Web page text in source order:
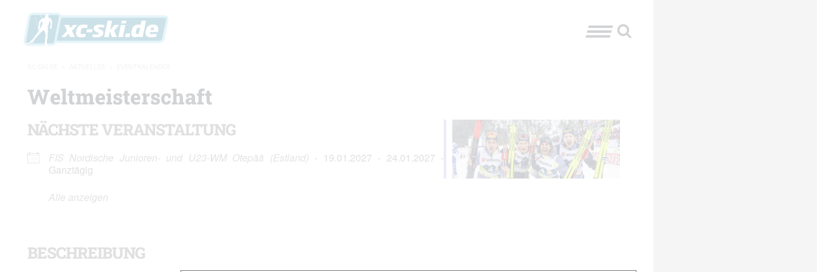
Weltmeisterschaft
NÄCHSTE VERANSTALTUNG
FIS Nordische Junioren- und U23-WM Otepää (Estland) - 19.01.2027 - 24.01.2027 -
Ganztägig
Alle anzeigen
BESCHREIBUNG